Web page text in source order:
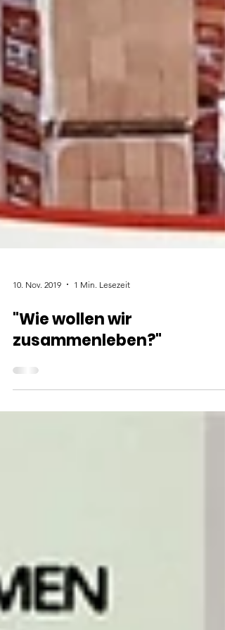
10. Nov. 2019 1 Min. Lesezeit
"Wie wollen wir
zusammenleben?"